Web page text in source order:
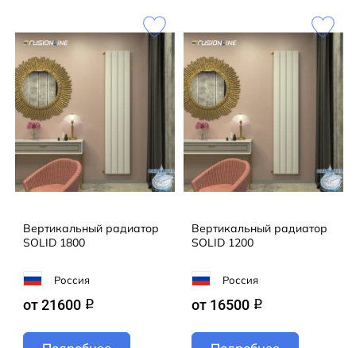
задумки в жизнь! Предлагаем не только готовые
модели из каталога FUSIONLINE, но и эксклюзивные
решения для проектов любой сложности. От
стандарта до уникального дизайна — мы сделаем
всё, чтобы ваш интерьер заиграл новыми красками!
Кол-во секций:2;Теплоотдача радиатора
(Вт):1020;Отапливаемая площадь
(M2):9;Цвет:Белый RAL R9003MT мат
Вертикальный радиатор
SOLID 1800
Россия
от 21600 q
Вертикальный радиатор
SOLID 1200
Россия
от 16500 q